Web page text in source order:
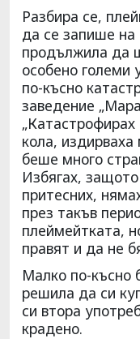
Разбира се,
да се запише на
продължила да
особено големи
по-късно
заведение
кола,
беше много
Избягах,
притесних,
през такъв
плеймейтката,
правят и да не
Малко по-късно
решила да си
си втора
крадено.